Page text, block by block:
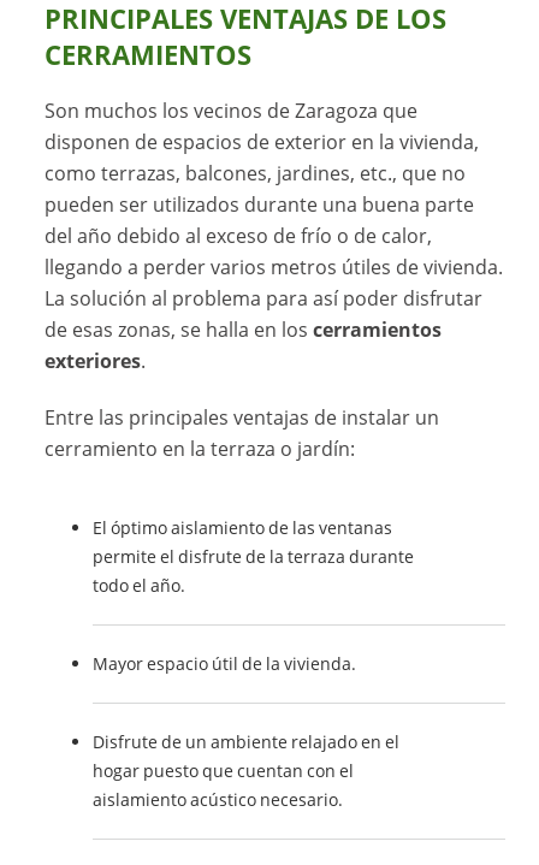
PRINCIPALES VENTAJAS DE LOS
CERRAMIENTOS
Son muchos los vecinos de Zaragoza que
disponen de espacios de exterior en la vivienda,
como terrazas, balcones, jardines, etc., que no
pueden ser utilizados durante una buena parte
del año debido al exceso de frío o de calor,
llegando a perder varios metros útiles de vivienda.
La solución al problema para así poder disfrutar
de esas zonas, se halla en loscerramientos
exteriores.
Entre las principales ventajas de instalar un
cerramiento en la terraza o jardín:
El óptimo aislamiento de las ventanas
permite el disfrute de la terraza durante
todo el año.
Mayor espacio útil de la vivienda.
Disfrute de un ambiente relajado en el
hogar puesto que cuentan con el
aislamiento acústico necesario.